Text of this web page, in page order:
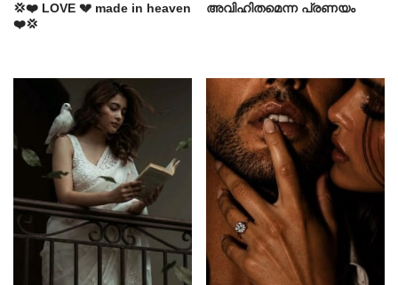
💢❤️ LOVE 💔 made in heaven
❤️💢
അവിഹിതമെന്ന പ്രണയം